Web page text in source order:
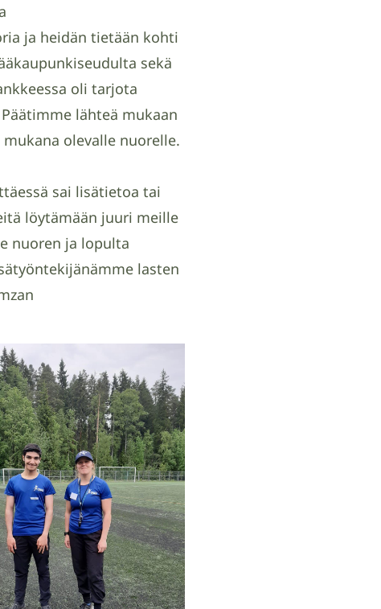
ja heidän tietään kohti
sekä
oli tarjota
lähteä mukaan
olevalle nuorelle.
sai lisätietoa tai
löytämään juuri meille
nuoren ja lopulta
lasten